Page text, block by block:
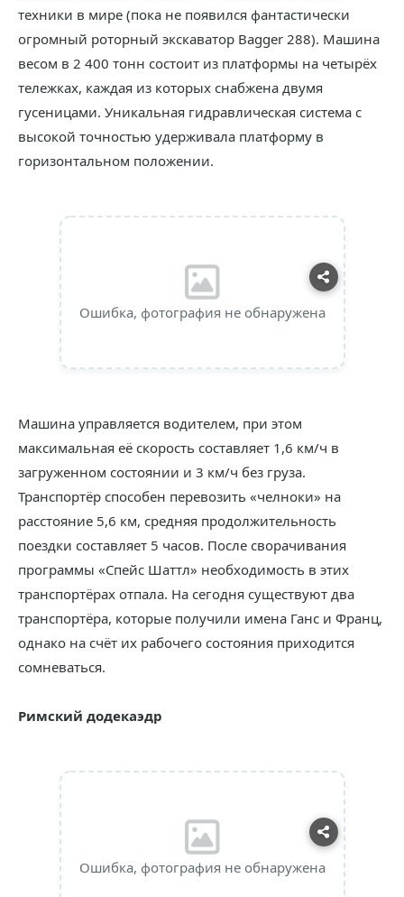
техники в мире (пока не появился фантастически
огромный роторный экскаватор Bagger 288). Машина
весом в 2 400 тонн состоит из платформы на четырёх
тележках, каждая из которых снабжена двумя
гусеницами. Уникальная гидравлическая система с
высокой точностью удерживала платформу в
горизонтальном положении.
Ошибка, фотография не обнаружена
Машина управляется водителем, при этом
максимальная её скорость составляет 1,6 км/ч в
загруженном состоянии и 3 км/ч без груза.
Транспортёр способен перевозить «челноки» на
расстояние 5,6 км, средняя продолжительность
поездки составляет 5 часов. После сворачивания
программы «Спейс Шаттл» необходимость в этих
транспортёрах отпала. На сегодня существуют два
транспортёра, которые получили имена Ганс и Франц,
однако на счёт их рабочего состояния приходится
сомневаться.
Римский додекаэдр
Ошибка, фотография не обнаружена